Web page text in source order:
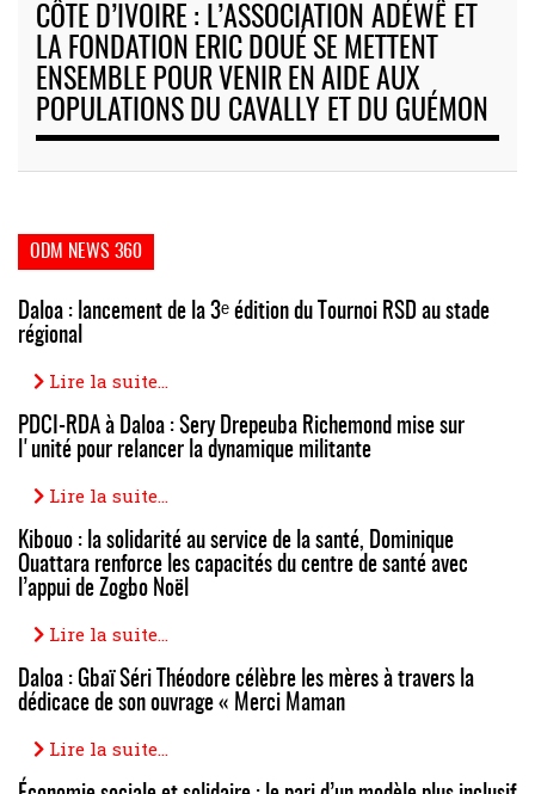
CÔTE D’IVOIRE : L’ASSOCIATION ADÉWÊ ET
LA FONDATION ERIC DOUÉ SE METTENT
ENSEMBLE POUR VENIR EN AIDE AUX
POPULATIONS DU CAVALLY ET DU GUÉMON
ODM NEWS 360
Daloa : lancement de la 3ᵉ édition du Tournoi RSD au stade
régional
Lire la suite...
PDCI-RDA à Daloa : Sery Drepeuba Richemond mise sur
l'unité pour relancer la dynamique militante
Lire la suite...
Kibouo : la solidarité au service de la santé, Dominique
Ouattara renforce les capacités du centre de santé avec
l’appui de Zogbo Noël
Lire la suite...
Daloa : Gbaï Séri Théodore célèbre les mères à travers la
dédicace de son ouvrage « Merci Maman
Lire la suite...